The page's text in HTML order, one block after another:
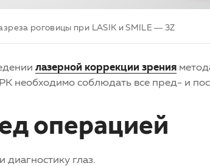
роговицы при LASIK и SMILE — 3Z
лазерной коррекции зрения
необходимо соблюдать все пред- и
операцией
диагностику глаз.